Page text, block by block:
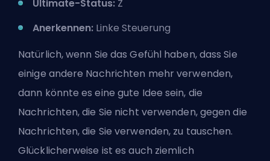
Ultimate-Status: Z
Anerkennen: Linke Steuerung
Natürlich, wenn Sie das Gefühl haben, dass Sie
einige andere Nachrichten mehr verwenden,
dann könnte es eine gute Idee sein, die
Nachrichten, die Sie nicht verwenden, gegen die
Nachrichten, die Sie verwenden, zu tauschen.
Glücklicherweise ist es auch ziemlich